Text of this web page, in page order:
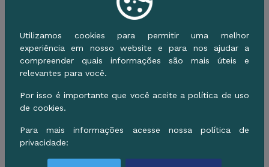
Utilizamos cookies para permitir uma melhor
experiência em nosso website e para nos ajudar a
compreender quais informações são mais úteis e
relevantes para você.
Por isso é importante que você aceite a política de uso
de cookies.
Para mais informações acesse nossa política de
privacidade: